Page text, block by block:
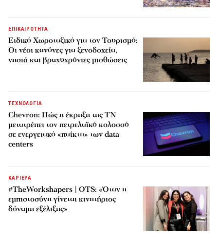
ΕΠΙΚΑΙΡΟΤΗΤΑ
Ειδικό Χωροταξικό για τον Τουρισμό:
Οι νέοι κανόνες για ξενοδοχεία,
νησιά και βραχυχρόνιες μισθώσεις
ΤΕΧΝΟΛΟΓΙΑ
Chevron: Πώς η έκρηξη της ΤΝ
μετατρέπει τον πετρελαϊκό κολοσσό
σε ενεργειακό «παίκτη» των data
centers
ΚΑΡΙΕΡΑ
#TheWorkshapers | OTS: «Όταν η
εμπιστοσύνη γίνεται κινητήριος
δύναμη εξέλιξης»